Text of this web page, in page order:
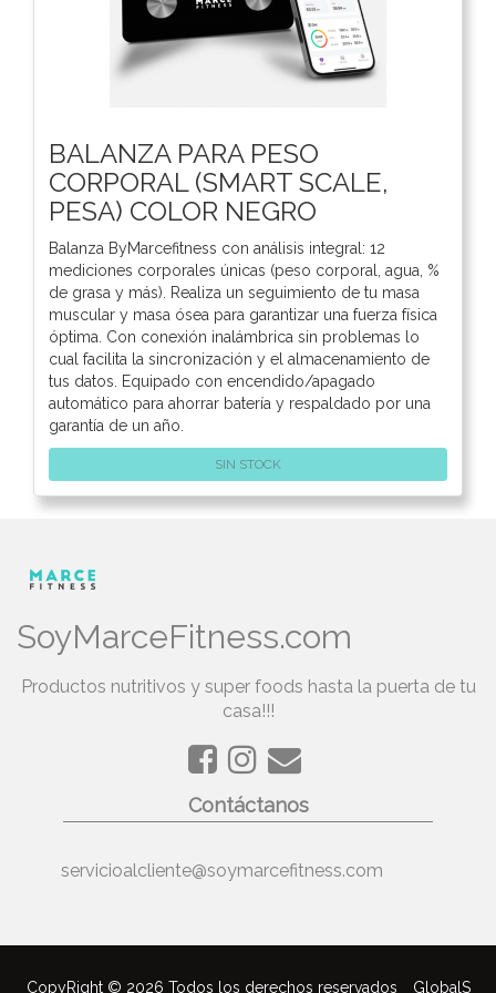
BALANZA PARA PESO
CORPORAL (SMART SCALE,
PESA) COLOR NEGRO
Balanza ByMarcefitness con análisis integral: 12
mediciones corporales únicas (peso corporal, agua, %
de grasa y más). Realiza un seguimiento de tu masa
muscular y masa ósea para garantizar una fuerza física
óptima. Con conexión inalámbrica sin problemas lo
cual facilita la sincronización y el almacenamiento de
tus datos. Equipado con encendido/apagado
automático para ahorrar batería y respaldado por una
garantía de un año.
SIN STOCK
SoyMarceFitness.com
Productos nutritivos y super foods hasta la puerta de tu
casa!!!
Contáctanos
servicioalcliente@soymarcefitness.com
CopyRight © 2026 Todos los derechos reservados GlobalS